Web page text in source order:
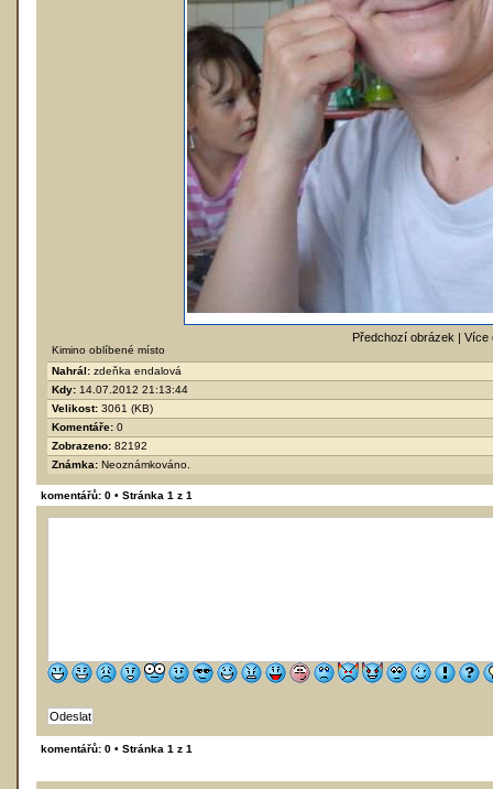
Předchozí obrázek | Více
Kimino oblíbené místo
Nahrál: zdeňka endalová
Kdy: 14.07.2012 21:13:44
Velikost: 3061 (KB)
Komentáře: 0
Zobrazeno: 82192
Známka: Neoznámkováno.
komentářů: 0 • Stránka 1 z 1
komentářů: 0 • Stránka 1 z 1